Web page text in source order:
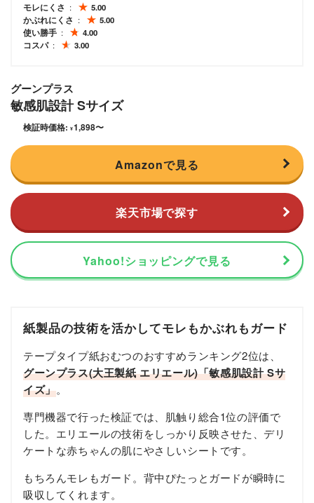
モレにくさ
5.00
かぶれにくさ
5.00
使い勝手
4.00
コスパ
3.00
グーンプラス
敏感肌設計 Sサイズ
検証時価格: ¥1,898〜
Amazonで見る
楽天市場で探す
Yahoo!ショッピングで見る
紙製品の技術を活かしてモレもかぶれもガード
テープタイプ紙おむつのおすすめランキング2位は、
グーンプラス(大王製紙 エリエール)「敏感肌設計 Sサ
イズ」。
専門機器で行った検証では、肌触り総合1位の評価で
した。エリエールの技術をしっかり反映させた、デリ
ケートな赤ちゃんの肌にやさしいシートです。
もちろんモレもガード。背中ぴたっとガードが瞬時に
吸収してくれます。